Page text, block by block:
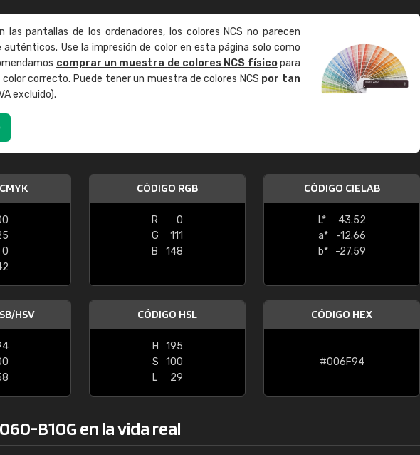
las pantallas de los ordenadores, los colores NCS no parecen
Use la impresión de color en esta página solo como
comprar un muestra de colores NCS físicopara
correcto. Puede tener un muestra de colores NCS por tan
excluido).
0
CÓDIGO RGB
R
0
G
111
B
148
CÓDIGO CIELAB
L*
43.52
a*
-12.66
b*
-27.59
HSV CÓDIGO HSL
H
195
S
100
L
29
CÓDIGO HEX
#006F94
B10G en la vida real
"Buen servicio. No obstante No es fácil
encontrar/comprar lo que se busca"